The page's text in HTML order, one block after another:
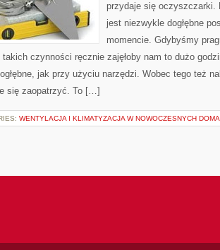
przydaje się oczyszczarki.
jest niezwykle dogłębne
momencie. Gdybyśmy
takich czynności ręcznie zajęłoby nam to dużo
jak przy użyciu narzędzi. Wobec tego też
się zaopatrzyć. To […]
WENTYLACJA I KLIMATYZACJA W NOWOCZESNYCH